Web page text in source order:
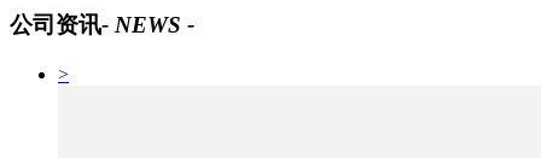
公司资讯- NEWS -
>